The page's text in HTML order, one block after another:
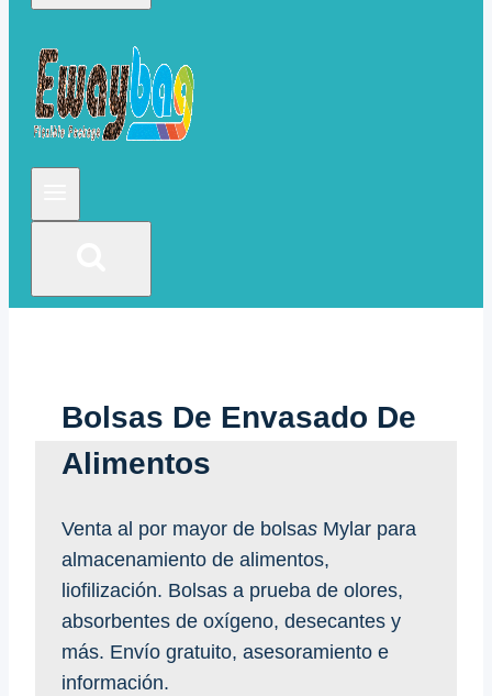
Bolsas De Envasado De
Alimentos
Venta al por mayor de bolsas Mylar para
almacenamiento de alimentos,
liofilización. Bolsas a prueba de olores,
absorbentes de oxígeno, desecantes y
más. Envío gratuito, asesoramiento e
información.